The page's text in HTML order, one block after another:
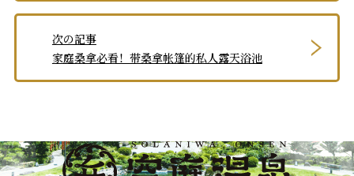
次の記事
家庭桑拿必看！带桑拿帐篷的私人露天浴池